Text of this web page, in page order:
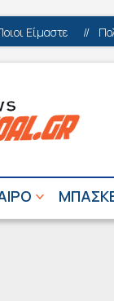
Είμαστε //